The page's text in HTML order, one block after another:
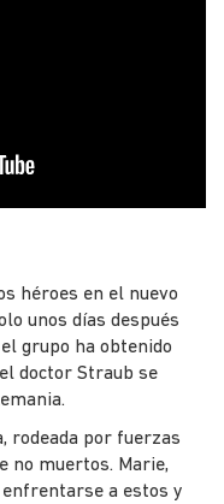
héroes en el nuevo
unos días después
grupo ha obtenido
doctor Straub se
rodeada por fuerzas
no muertos. Marie,
a estos y